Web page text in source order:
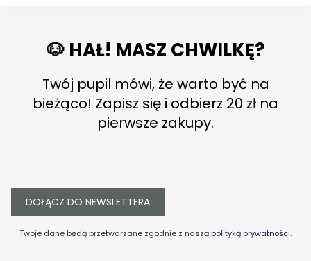
🐶 HAŁ! MASZ CHWILKĘ?
Twój pupil mówi, że warto być na
bieżąco! Zapisz się i odbierz 20 zł na
pierwsze zakupy.
DOŁĄCZ DO NEWSLETTERA
Twoje dane będą przetwarzane zgodnie z naszą polityką prywatności.